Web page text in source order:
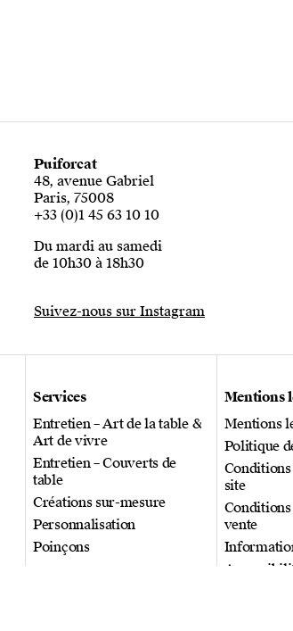
Puiforcat
48, avenue Gabriel
Paris, 75008
+33 (0)1 45 63 10 10
Du mardi au samedi
de 10h30 à 18h30
Suivez-nous sur Instagram
Services
Entretien – Art de la table &
Art de vivre
Entretien – Couverts de
table
Créations sur-mesure
Personnalisation
Poinçons
Mentions
Mentions
Politique
site
Conditions
vente